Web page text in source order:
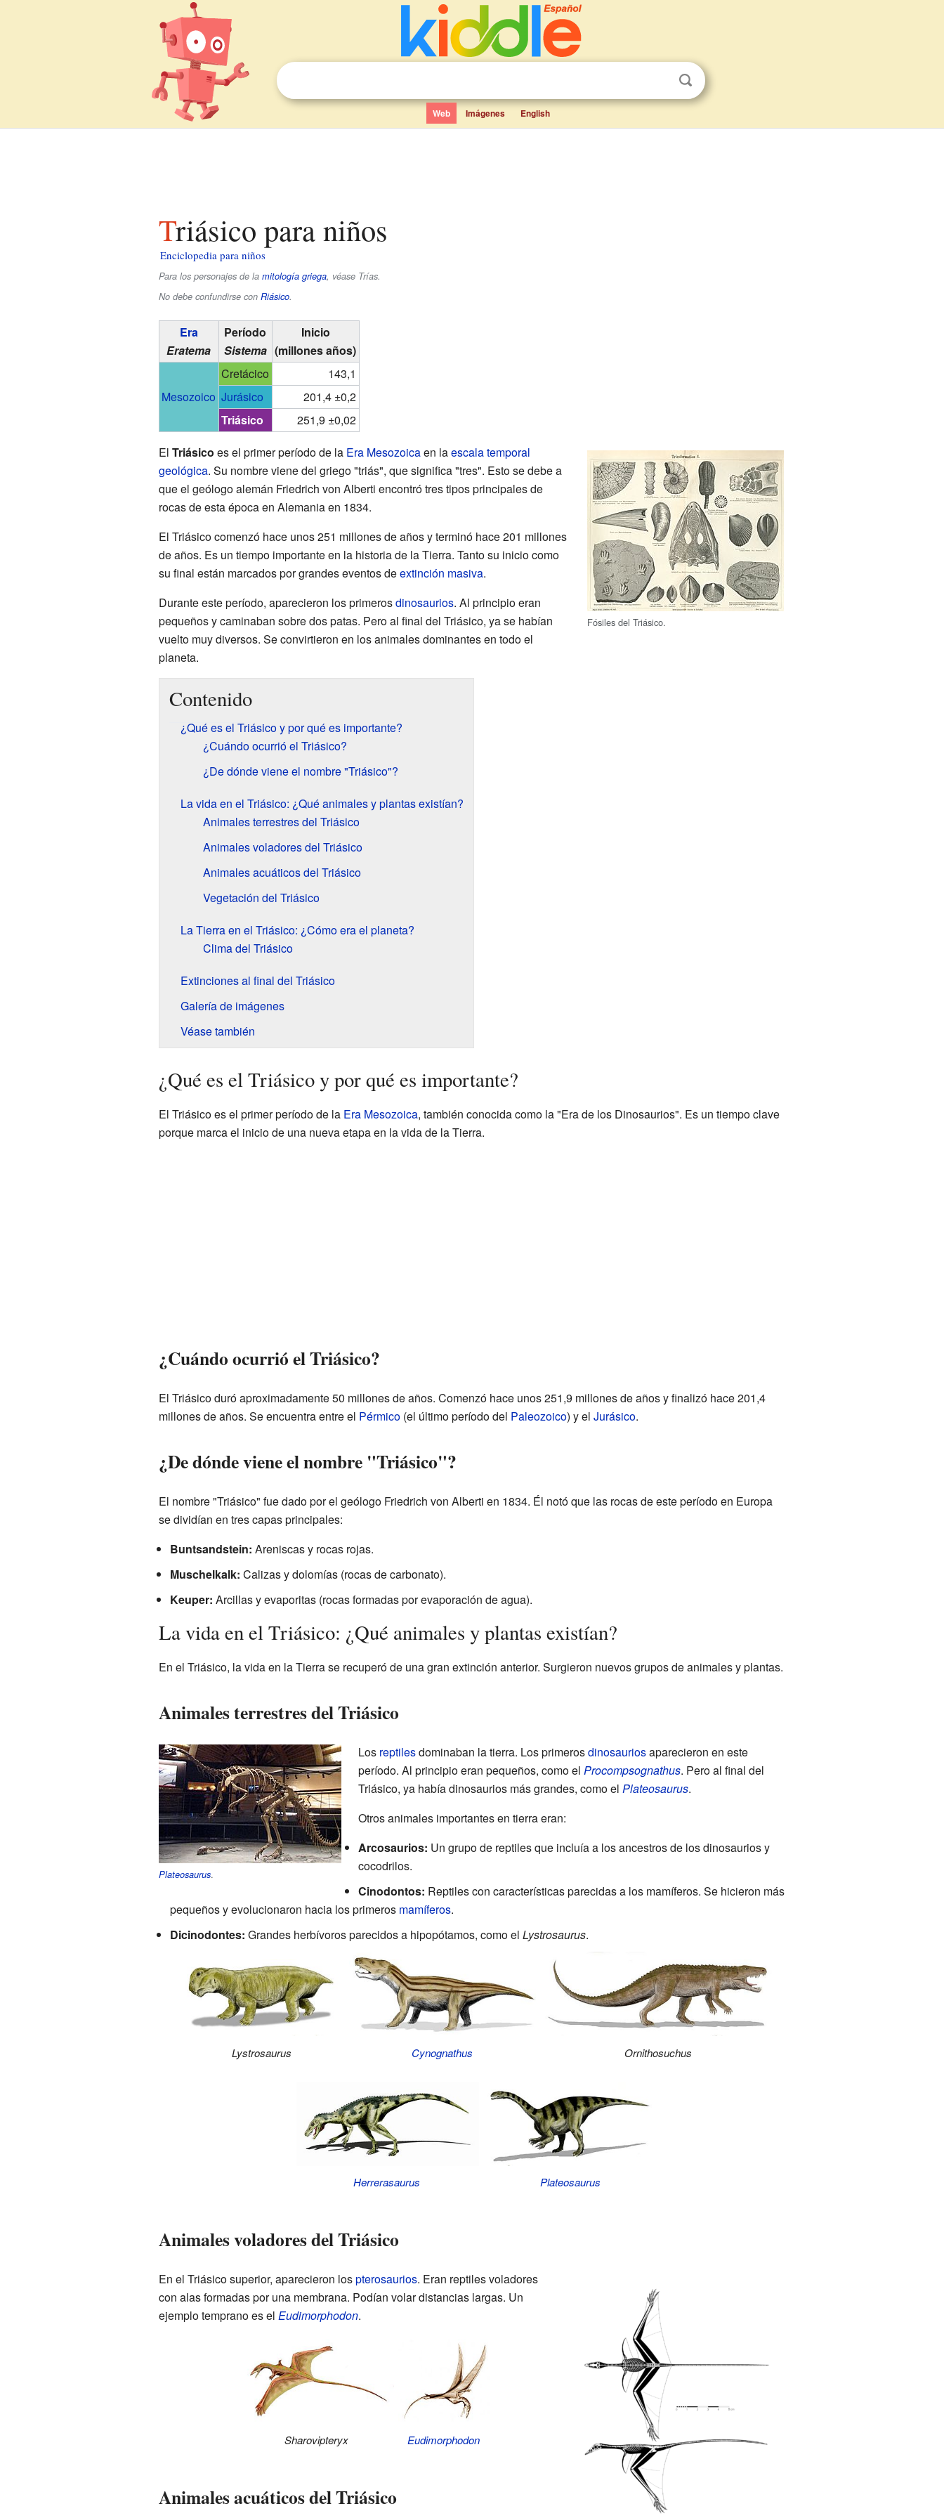
Web Imágenes English
Triásico para niños
Enciclopedia para niños
Para los personajes de la mitología griega, véase Trías.
No debe confundirse con Riásico.
Era
Eratema
Período
Sistema
Inicio
(millones años)
Mesozoico
Cretácico
143,1
Jurásico
201,4 ±0,2
Triásico
251,9 ±0,02
Fósiles del Triásico.
El Triásico es el primer período de la Era Mesozoicaen laescala temporal
geológica. Su nombre viene del griego "triás", que significa "tres". Esto se debe a
que el geólogo alemán Friedrich von Alberti encontró tres tipos principales de
rocas de esta época en Alemania en 1834.
El Triásico comenzó hace unos 251 millones de años y terminó hace 201 millones
de años. Es un tiempo importante en la historia de la Tierra. Tanto su inicio como
su final están marcados por grandes eventos deextinción masiva.
Durante este período, aparecieron los primerosdinosaurios. Al principio eran
pequeños y caminaban sobre dos patas. Pero al final del Triásico, ya se habían
vuelto muy diversos. Se convirtieron en los animales dominantes en todo el
planeta.
Contenido
¿Qué es el Triásico y por qué es importante?
¿Cuándo ocurrió el Triásico?
¿De dónde viene el nombre "Triásico"?
La vida en el Triásico: ¿Qué animales y plantas existían?
Animales terrestres del Triásico
Animales voladores del Triásico
Animales acuáticos del Triásico
Vegetación del Triásico
La Tierra en el Triásico: ¿Cómo era el planeta?
Clima del Triásico
Extinciones al final del Triásico
Galería de imágenes
Véase también
¿Qué es el Triásico y por qué es importante?
El Triásico es el primer período de la Era Mesozoica, también conocida como la "Era de los Dinosaurios". Es un tiempo clave
porque marca el inicio de una nueva etapa en la vida de la Tierra.
¿Cuándo ocurrió el Triásico?
El Triásico duró aproximadamente 50 millones de años. Comenzó hace unos 251,9 millones de años y finalizó hace 201,4
millones de años. Se encuentra entre el Pérmico(el último período del Paleozoico) y el Jurásico.
¿De dónde viene el nombre "Triásico"?
El nombre "Triásico" fue dado por el geólogo Friedrich von Alberti en 1834. Él notó que las rocas de este período en Europa
se dividían en tres capas principales:
Buntsandstein: Areniscas y rocas rojas.
Muschelkalk: Calizas y dolomías (rocas de carbonato).
Keuper: Arcillas y evaporitas (rocas formadas por evaporación de agua).
La vida en el Triásico: ¿Qué animales y plantas existían?
En el Triásico, la vida en la Tierra se recuperó de una gran extinción anterior. Surgieron nuevos grupos de animales y plantas.
Animales terrestres del Triásico
Plateosaurus.
Los reptilesdominaban la tierra. Los primerosdinosauriosaparecieron en este
período. Al principio eran pequeños, como el Procompsognathus. Pero al final del
Triásico, ya había dinosaurios más grandes, como el Plateosaurus.
Otros animales importantes en tierra eran:
Arcosaurios: Un grupo de reptiles que incluía a los ancestros de los dinosaurios y
cocodrilos.
Cinodontos: Reptiles con características parecidas a los mamíferos. Se hicieron más
pequeños y evolucionaron hacia los primeros mamíferos.
Dicinodontes: Grandes herbívoros parecidos a hipopótamos, como el Lystrosaurus.
Lystrosaurus Cynognathus Ornithosuchus
Herrerasaurus Plateosaurus
Animales voladores del Triásico
En el Triásico superior, aparecieron lospterosaurios. Eran reptiles voladores
con alas formadas por una membrana. Podían volar distancias largas. Un
ejemplo temprano es el Eudimorphodon.
Sharovipteryx Eudimorphodon
Animales acuáticos del Triásico